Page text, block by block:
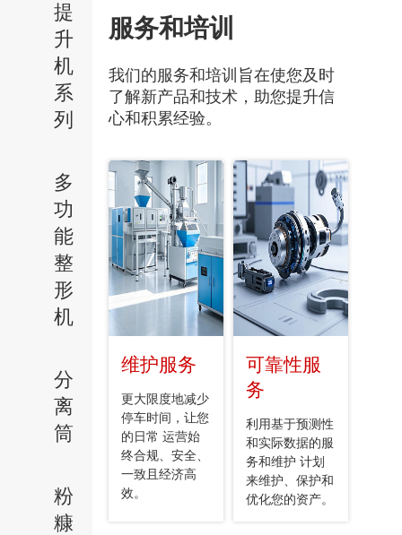
提
升
机
系
列
多
功
能
整
形
机
分
离
筒
粉
糠
服务和培训
我们的服务和培训旨在使您及时
了解新产品和技术，助您提升信
心和积累经验。
维护服务
更大限度地减少
停车时间，让您
的日常 运营始
终合规、安全、
一致且经济高
效。
可靠性服
务
利用基于预测性
和实际数据的服
务和维护 计划
来维护、保护和
优化您的资产。